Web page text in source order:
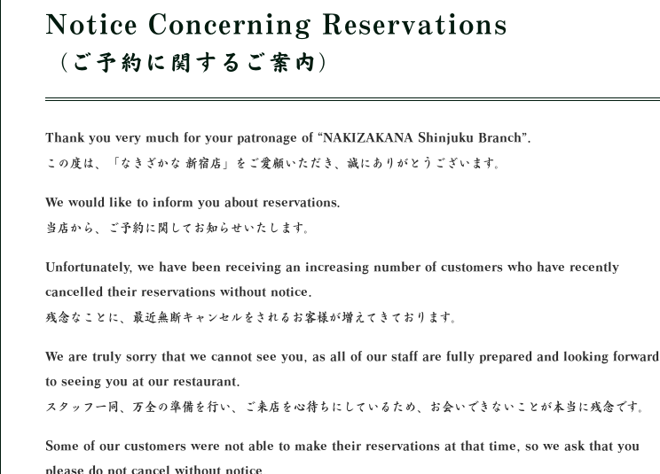
Notice Concerning Reservations
（ご予約に関するご案内）
Thank you very much for your patronage of “NAKIZAKANA Shinjuku Branch”.
この度は、「なきざかな 新宿店」をご愛顧いただき、誠にありがとうございます。
We would like to inform you about reservations.
当店から、ご予約に関してお知らせいたします。
Unfortunately, we have been receiving an increasing number of customers who have recently
cancelled their reservations without notice.
残念なことに、最近無断キャンセルをされるお客様が増えてきております。
We are truly sorry that we cannot see you, as all of our staff are fully prepared and looking forward
to seeing you at our restaurant.
スタッフ一同、万全の準備を行い、ご来店を心待ちにしているため、お会いできないことが本当に残念です。
Some of our customers were not able to make their reservations at that time, so we ask that you
please do not cancel without notice.